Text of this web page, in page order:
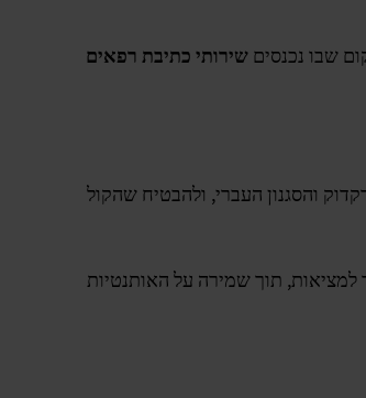
שבו נכנסים שירותי כתיבת רפאים
והסגנון העברי, ולהבטיח שהקול
תוך שמירה על האותנטיות